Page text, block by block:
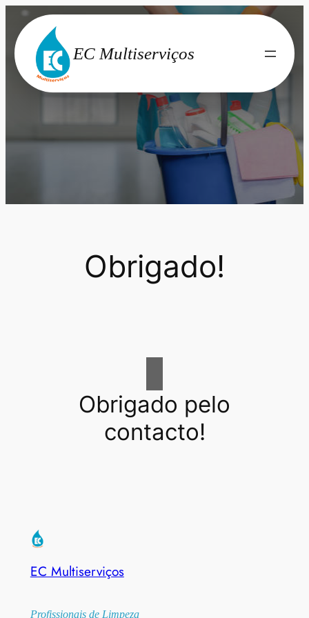
Saltar
para
conteúdo
EC Multiserviços
Obrigado!
Obrigado pelo
contacto!
EC Multiserviços
Profissionais de Limpeza